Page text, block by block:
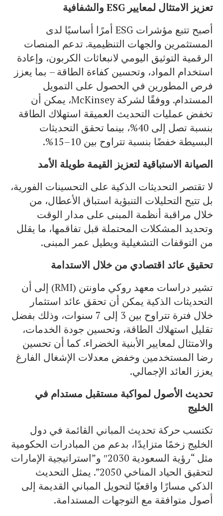
تعزيز الامتثال لمعاييرESG والشفافية
أصبح تتبع مؤشرات ESG أمرًا أساسيًا لدى
المستثمرين والجهات التنظيمية. تدعم المنصات
الرقمية التوثيق اليومي لانبعاثات الكربون، وإعادة
استخدام المواد، وتحسين كفاءة الطاقة – بما يعزز
فرص المطورين في الحصول على التمويل
المستدام. ووفقًا لشركة McKinsey، يمكن أن
تخفض عمليات التحديث العميقة استهلاك الطاقة
بنسبة تصل إلى 40%، بينما تحقق التحديثات
البسيطة خفضًا بنسبة تتراوح بين 10–15%.
الصيانة الاستباقية لتعزيز القيمة طويلة الأمد
لا تقتصر التحديثات الذكية على التحسينات الفورية،
بل تتيح التحليلات التنبؤية استباق الأعطال، من
خلال مراقبة أنظمة المبنى على مدار الوقت
وتحديد المشكلات المحتملة قبل تفاقمها، ما يقلل
من التوقفات التشغيلية ويطيل عمر المبنى.
تحقيق عائد اقتصادي من خلال الاستدامة
تشير دراسات معهد روكي ماونتن (RMI) إلى أن
التحديثات الذكية يمكن أن تحقق عائد استثمار
خلال فترة تتراوح بين 3 إلى 7 سنوات، وذلك بفضل
تقليل استهلاك الطاقة، وتحسين جودة الخدمات،
والامتثال لمعايير الأبنية الخضراء. كما أن تحسين
رضا المستخدمين وخفض معدلات الإشغال الفارغ
يعزز العائد الإجمالي.
تحديث الأصول لمواكبة مستقبل مستدام في
الخليج
تكتسب حركة تحديث المباني القائمة في دول
الخليج زخمًا متزايدًا، بدعم من المبادرات الحكومية
مثل “رؤية السعودية 2030″ و”استراتيجية الإمارات
لتحقيق الحياد المناخي 2050”. يمثل التحديث
الذكي مسارًا واقعيًا لتحويل المباني القديمة إلى
أصول متوافقة مع التوجهات المستدامة.